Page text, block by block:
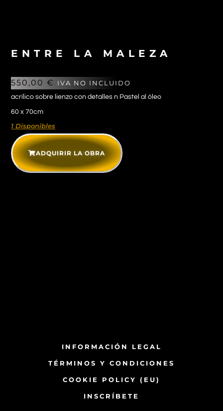
ENTRE LA MALEZA
550,00€ IVA NO INCLUIDO
acrílico sobre lienzo con detalles n Pastel al óleo
60 x 70cm
1 Disponibles
ADQUIRIR LA OBRA
INFORMACIÓN LEGAL
TÉRMINOS Y CONDICIONES
COOKIE POLICY (EU)
INSCRÍBETE​